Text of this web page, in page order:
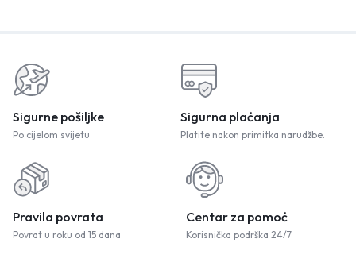
Sigurne pošiljke
Po cijelom svijetu
Sigurna plaćanja
Platite nakon primitka narudžbe.
Pravila povrata
Povrat u roku od 15 dana
Centar za pomoć
Korisnička podrška 24/7